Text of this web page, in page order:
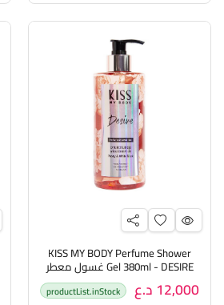
KISS MY BODY Perfume Shower
Gel 380ml - DESIRE غسول معطر
للجسم 12,000 د.ع productList.inStock